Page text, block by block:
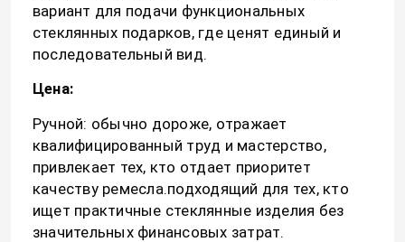
Крышка бутылки из банка
Стеклянные изделия для бытовых нужд
вариант для подачи функциональных
стеклянных подарков, где ценят единый и
последовательный вид.
Цена:
Ручной: обычно дороже, отражает
квалифицированный труд и мастерство,
привлекает тех, кто отдает приоритет
качеству ремесла.подходящий для тех, кто
ищет практичные стеклянные изделия без
значительных финансовых затрат.